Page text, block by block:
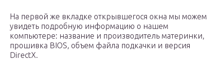
На первой же вкладке открывшегося окна мы можем
увидеть подробную информацию о нашем
компьютере: название и производитель материнки,
прошивка BIOS, объем файла подкачки и версия
DirectX.